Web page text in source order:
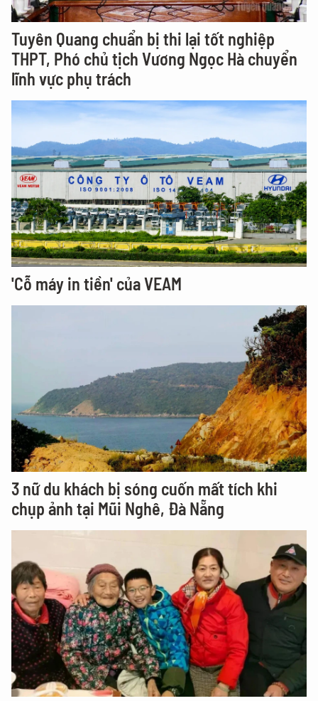
Tuyên Quang chuẩn bị thi lại tốt nghiệp
THPT, Phó chủ tịch Vương Ngọc Hà chuyển
lĩnh vực phụ trách
'Cỗ máy in tiền' của VEAM
3 nữ du khách bị sóng cuốn mất tích khi
chụp ảnh tại Mũi Nghê, Đà Nẵng